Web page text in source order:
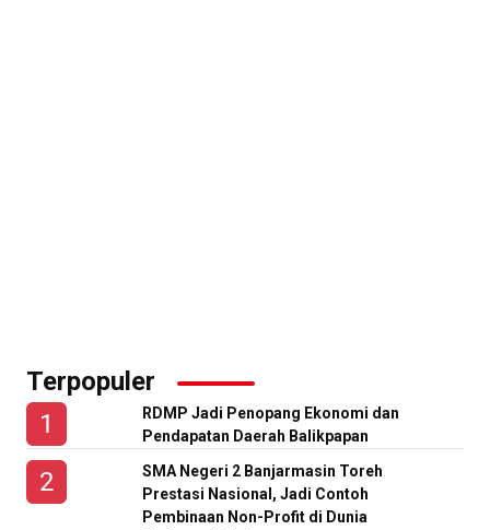
Terpopuler
RDMP Jadi Penopang Ekonomi dan
Pendapatan Daerah Balikpapan
SMA Negeri 2 Banjarmasin Toreh
Prestasi Nasional, Jadi Contoh
Pembinaan Non-Profit di Dunia